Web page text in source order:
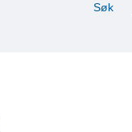
Søk